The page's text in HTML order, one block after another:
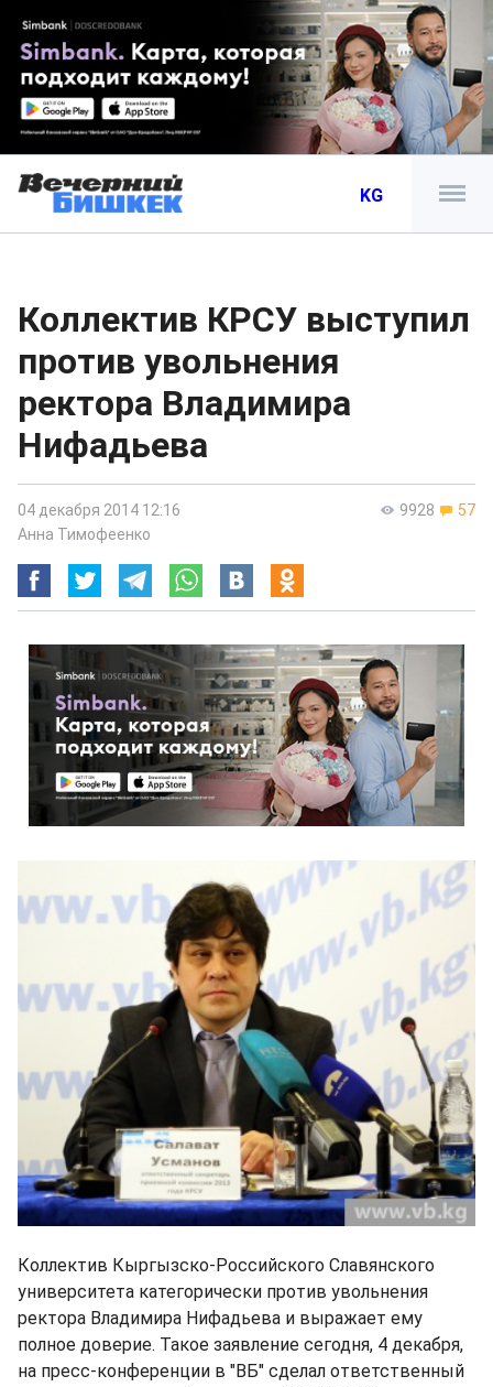
KG
Коллектив КРСУ выступил
против увольнения
ректора Владимира
Нифадьева
9928 57
04 декабря 2014 12:16
Анна Тимофеенко
Коллектив Кыргызско-Российского Славянского
университета категорически против увольнения
ректора Владимира Нифадьева и выражает ему
полное доверие. Такое заявление сегодня, 4 декабря,
на пресс-конференции в "ВБ" сделал ответственный